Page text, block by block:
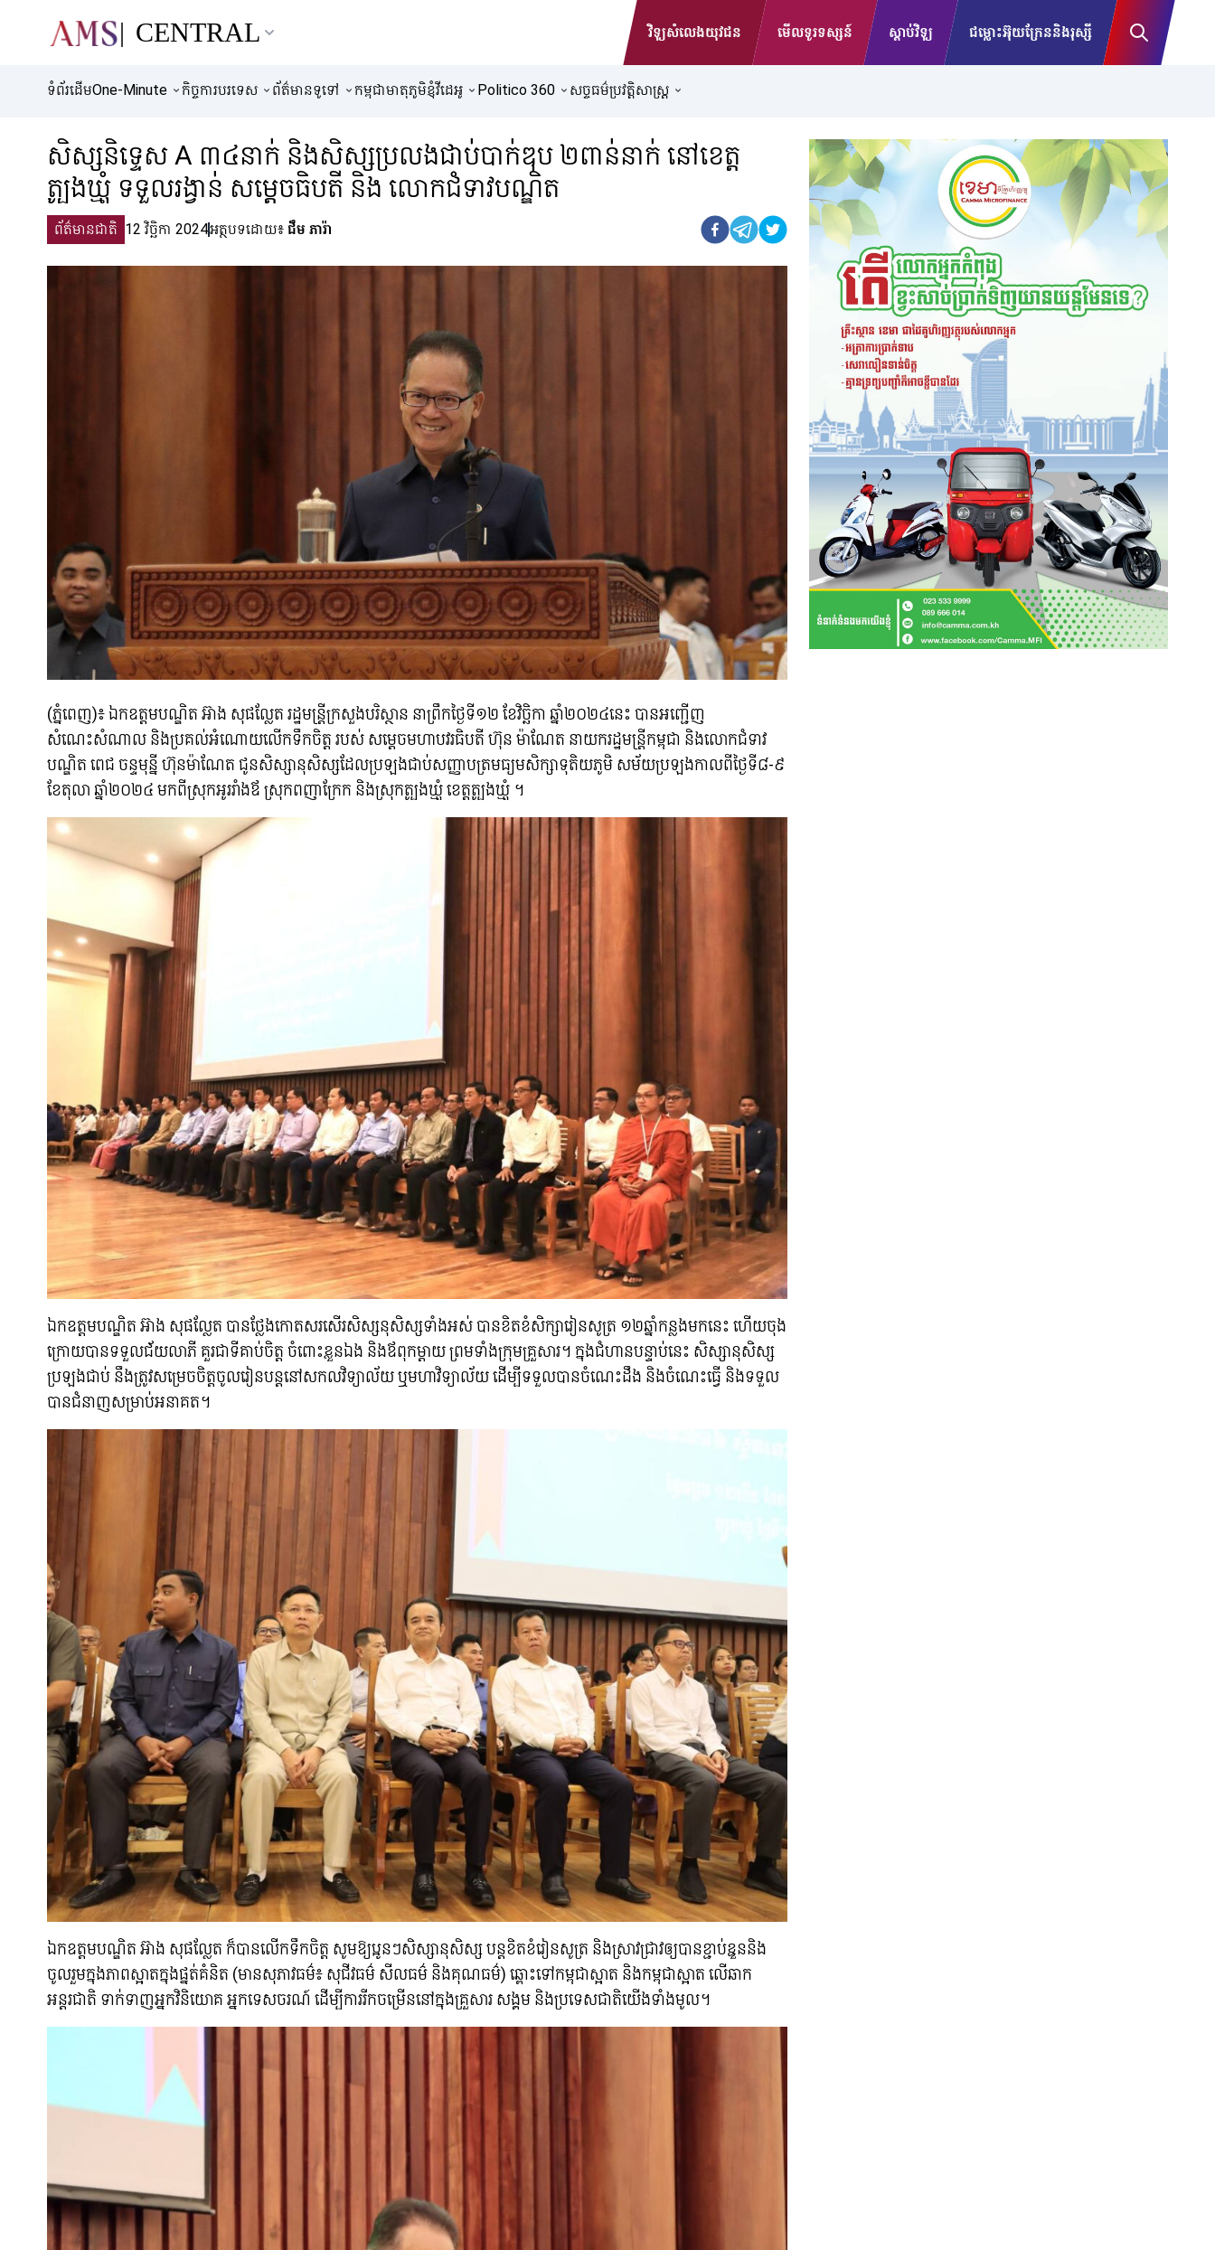
AMS Central CENTRAL វិទ្យុសំលេងយុវជន មើលទូរទស្សន៍ ស្តាប់វិទ្យុ ជម្លោះអ៊ុយក្រែននិងរុស្សី
ទំព័រដើមOne-Minute កិច្ចការបរទេស ព័ត៌មានទូទៅ កម្ពុជាមាតុភូមិខ្ញុំវីដេអូ Politico 360 សច្ចធម៌ប្រវត្តិសាស្ត្រ
សិស្សនិទ្ទេស A ៣៤នាក់ និងសិស្សប្រលងជាប់បាក់ឌុប ២ពាន់នាក់ នៅខេត្ត
ត្បូងឃ្មុំ ទទួលរង្វាន់ សម្តេចធិបតី និង លោកជំទាវបណ្ឌិត
ព័ត៌មានជាតិ 12 វិច្ឆិកា 2024អត្ថបទដោយ៖ ជឹម ភារ៉ា
(ភ្នំពេញ)៖ ឯកឧត្តមបណ្ឌិត អ៊ាង សុផល្លែត រដ្ឋមន្ត្រីក្រសួងបរិស្ថាន នាព្រឹកថ្ងៃទី១២ ខែវិច្ឆិកា ឆ្នាំ២០២៤នេះ បានអញ្ជើញ
សំណេះសំណាល និងប្រគល់អំណោយលើកទឹកចិត្ត របស់ សម្តេចមហាបវរធិបតី ហ៊ុន ម៉ាណែត នាយករដ្ឋមន្រ្តីកម្ពុជា និងលោកជំទាវ
បណ្ឌិត ពេជ ចន្ទមុន្នី ហ៊ុនម៉ាណែត ជូនសិស្សានុសិស្សដែលប្រឡងជាប់សញ្ញាបត្រមធ្យមសិក្សាទុតិយភូមិ សម័យប្រឡងកាលពីថ្ងៃទី៨-៩
ខែតុលា ឆ្នាំ២០២៤ មកពីស្រុកអូររាំងឪ ស្រុកពញាក្រែក និងស្រុកត្បូងឃ្មុំ ខេត្តត្បូងឃ្មុំ ។
ឯកឧត្តមបណ្ឌិត អ៊ាង សុផល្លែត បានថ្លែងកោតសរសើរសិស្សនុសិស្សទាំងអស់ បានខិតខំសិក្សារៀនសូត្រ ១២ឆ្នាំកន្លងមកនេះ ហើយចុង
ក្រោយបានទទួលជ័យលាភី គួរជាទីគាប់ចិត្ត ចំពោះខ្លួនឯង និងឪពុកម្តាយ ព្រមទាំងក្រុមគ្រួសារ។ ក្នុងជំហានបន្ទាប់នេះ សិស្សានុសិស្ស
ប្រឡងជាប់ នឹងត្រូវសម្រេចចិត្តចូលរៀនបន្តនៅសកលវិទ្យាល័យ ឬមហាវិទ្យាល័យ ដើម្បីទទួលបានចំណេះដឹង និងចំណេះធ្វើ និងទទួល
បានជំនាញសម្រាប់អនាគត។
ឯកឧត្តមបណ្ឌិត អ៊ាង សុផល្លែត ក៏បានលើកទឹកចិត្ត សូមឱ្យប្អូនៗសិស្សានុសិស្ស បន្តខិតខំរៀនសូត្រ និងស្រាវជ្រាវឲ្យបានខ្ជាប់ខ្ជួននិង
ចូលរួមក្នុងភាពស្អាតក្នុងផ្នត់គំនិត (មានសុភាវធម៌៖ សុជីវធម៌ សីលធម៌ និងគុណធម៌) ឆ្ពោះទៅកម្ពុជាស្អាត និងកម្ពុជាស្អាត លើឆាក
អន្តរជាតិ ទាក់ទាញអ្នកវិនិយោគ អ្នកទេសចរណ៍ ដើម្បីការរីកចម្រើននៅក្នុងគ្រួសារ សង្គម និងប្រទេសជាតិយើងទាំងមូល។